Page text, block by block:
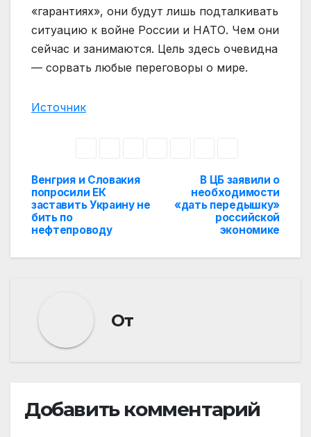
«гарантиях», они будут лишь подталкивать
ситуацию к войне России и НАТО. Чем они
сейчас и занимаются. Цель здесь очевидна
— сорвать любые переговоры о мире.
Источник
Навигация
по
записям
В ЦБ заявили о
необходимости
«дать передышку»
российской
экономике
Венгрия и Словакия
попросили ЕК
заставить Украину не
бить по
нефтепроводу
От
Добавить комментарий